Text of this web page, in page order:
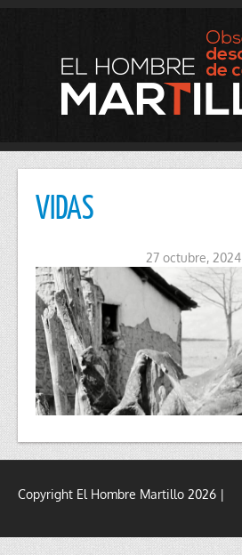
VIDAS
27 octubre, 2024
Copyright El Hombre Martillo 2026 |